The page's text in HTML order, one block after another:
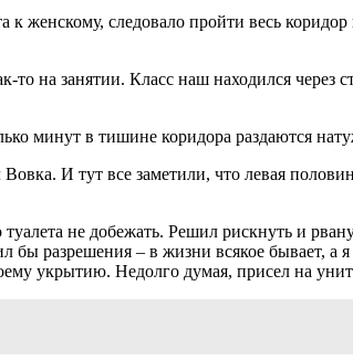
к женскому, следовало пройти весь
на занятии. Класс наш находился
минут в тишине коридора раздаются
И тут все заметили, что левая
не добежать. Решил рискнуть и
бы разрешения – в жизни всякое бывает,
укрытию. Недолго думая, присел на